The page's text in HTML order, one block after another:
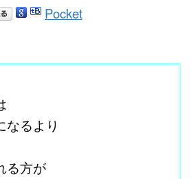
Pocket
なるより
る方が